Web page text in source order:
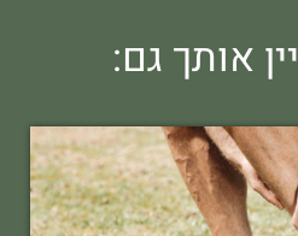
אותך גם: